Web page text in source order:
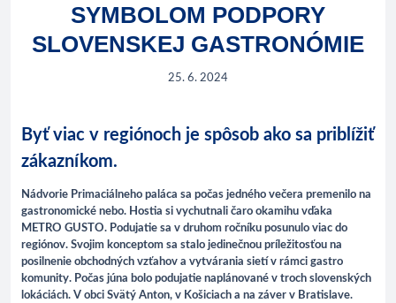
SYMBOLOM PODPORY
SLOVENSKEJ GASTRONÓMIE
25. 6. 2024
Byť viac v regiónoch je spôsob ako sa priblížiť
zákazníkom.
Nádvorie Primaciálneho paláca sa počas jedného večera premenilo na
gastronomické nebo. Hostia si vychutnali čaro okamihu vďaka
METRO GUSTO. Podujatie sa v druhom ročníku posunulo viac do
regiónov. Svojim konceptom sa stalo jedinečnou príležitosťou na
posilnenie obchodných vzťahov a vytvárania sietí v rámci gastro
komunity. Počas júna bolo podujatie naplánované v troch slovenských
lokáciách. V obci Svätý Anton, v Košiciach a na záver v Bratislave.